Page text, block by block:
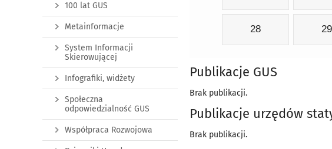
28 29
Publikacje GUS
Brak publikacji.
Publikacje urzędów
Brak publikacji.
100 lat GUS
Metainformacje
System Informacji
Skierowującej
Infografiki, widżety
Społeczna
odpowiedzialność GUS
Współpraca Rozwojowa